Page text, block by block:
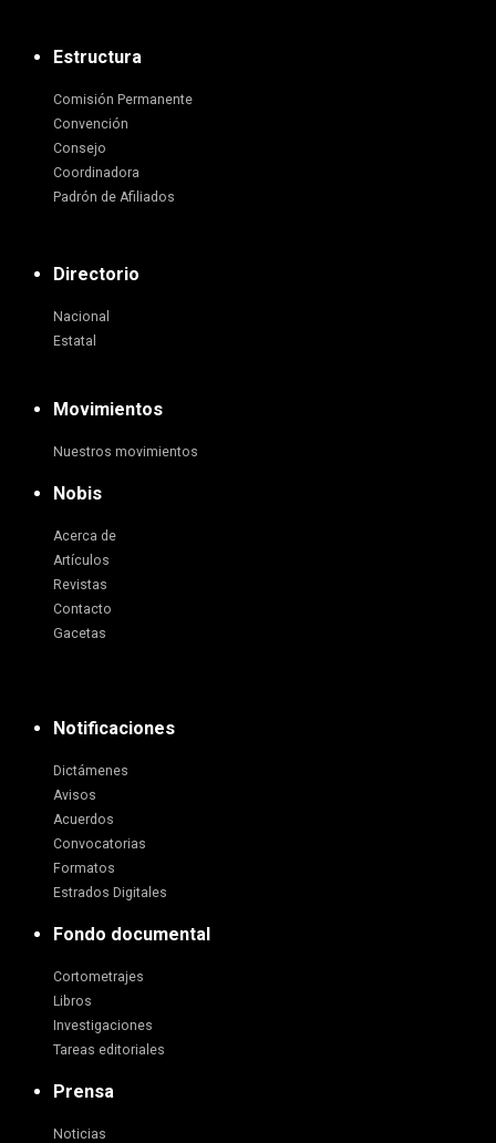
Estructura
Comisión Permanente
Convención
Consejo
Coordinadora
Padrón de Afiliados
Directorio
Nacional
Estatal
Movimientos
Nuestros movimientos
Nobis
Acerca de
Artículos
Revistas
Contacto
Gacetas
Notificaciones
Dictámenes
Avisos
Acuerdos
Convocatorias
Formatos
Estrados Digitales
Fondo documental
Cortometrajes
Libros
Investigaciones
Tareas editoriales
Prensa
Noticias